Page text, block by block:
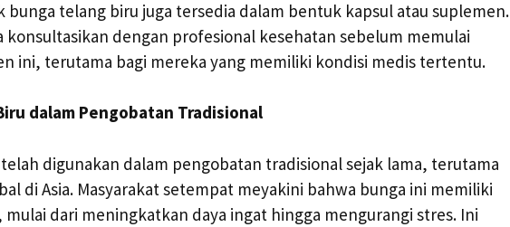
bunga telang biru juga tersedia dalam bentuk kapsul atau suplemen.
konsultasikan dengan profesional kesehatan sebelum memulai
ini, terutama bagi mereka yang memiliki kondisi medis tertentu.
dalam Pengobatan Tradisional
digunakan dalam pengobatan tradisional sejak lama, terutama
di Asia. Masyarakat setempat meyakini bahwa bunga ini memiliki
dari meningkatkan daya ingat hingga mengurangi stres. Ini